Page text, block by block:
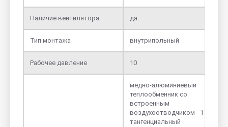
Наличие вентилятора: да
Тип монтажа внутрипольный
Рабочее давление 10
медно-алюминиевый
теплообменник со
встроенным
воздухоотводчиком - 1 шт.;
тангенциальный